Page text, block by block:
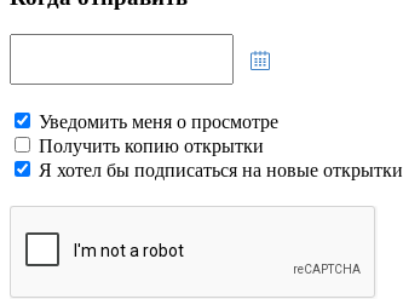
Уведомить меня о просмотре
Получить копию открытки
Я хотел бы подписаться на новые открытки